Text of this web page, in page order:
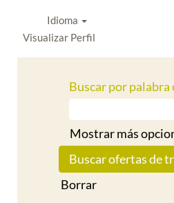
Idioma
Visualizar Perfil
Buscar por palabra
Mostrar más
Borrar